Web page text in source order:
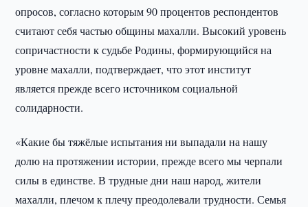
опросов, согласно которым 90 процентов респондентов
считают себя частью общины махалли. Высокий уровень
сопричастности к судьбе Родины, формирующийся на
уровне махалли, подтверждает, что этот институт
является прежде всего источником социальной
солидарности.
«Какие бы тяжёлые испытания ни выпадали на нашу
долю на протяжении истории, прежде всего мы черпали
силы в единстве. В трудные дни наш народ, жители
махалли, плечом к плечу преодолевали трудности. Семья